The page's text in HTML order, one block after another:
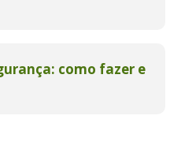
como fazer e